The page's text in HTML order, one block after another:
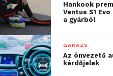
„A jó idő
tavalyhoz
is
növekedett
Hankook
Ventus S1
a gyárból
GARÁZS
Az önvezető
kérdőjelek